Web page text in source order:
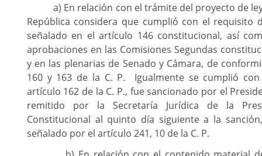
a) En relación con el trámite del proyecto de ley
República considera que cumplió con el requisito
señalado en el artículo 146 constitucional, así
aprobaciones en las Comisiones Segundas
y en las plenarias de Senado y Cámara, de
160 y 163 de la C. P. Igualmente se cumplió
artículo 162 de la C. P., fue sancionado por el
remitido por la Secretaría Jurídica de la
Constitucional al quinto día siguiente a la
señalado por el artículo 241, 10 de la C. P.